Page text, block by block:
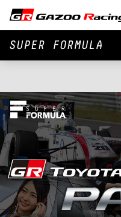
SUPER FORMULA